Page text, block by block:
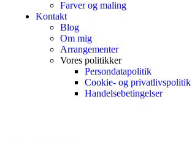
Farver og maling
Kontakt
Blog
Om mig
Arrangementer
Vores politikker
Persondatapolitik
Cookie- og privatlivspolitik
Handelsebetingelser